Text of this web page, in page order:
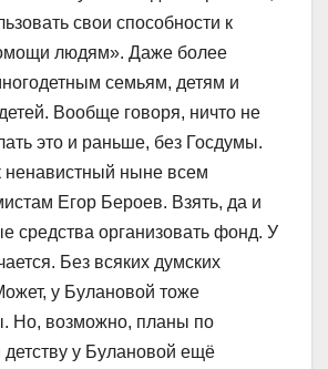
свои способности к
людям». Даже более
семьям, детям и
Вообще говоря, ничто не
это и раньше, без Госдумы.
ненавистный ныне всем
Егор Бероев. Взять, да и
средства организовать фонд. У
Без всяких думских
у Булановой тоже
Но, возможно, планы по
детству у Булановой ещё